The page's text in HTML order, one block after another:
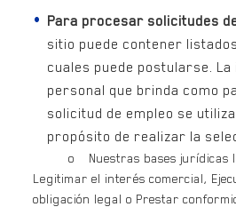
Para procesar solicitudes
sitio puede contener
cuales puede postularse.
personal que brinda como
solicitud de empleo se
propósito de realizar la
o Nuestras bases jurídicas
Legitimar el interés comercial,
obligación legal o Prestar